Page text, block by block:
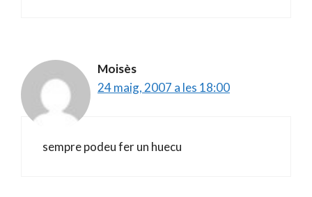
Moisès
24 maig, 2007 a les 18:00
sempre podeu fer un huecu